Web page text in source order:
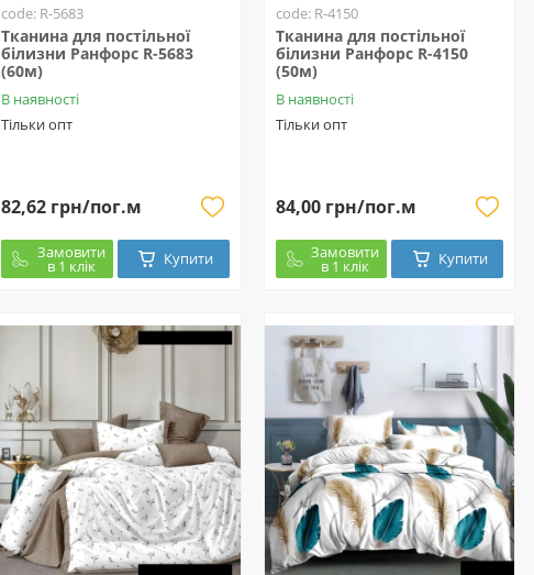
code: R-5683
Тканина для постільної
білизни Ранфорс R-5683
(60м)
В наявності
Тільки опт
82,62 грн/пог.м
Замовити
в 1 клік Купити
code: R-4150
Тканина для постільної
білизни Ранфорс R-4150
(50м)
В наявності
Тільки опт
84,00 грн/пог.м
Замовити
в 1 клік Купити